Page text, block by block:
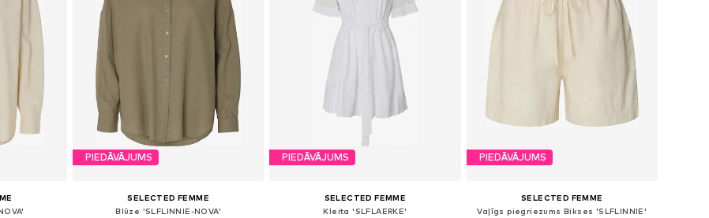
PIEDĀVĀJUMS
SELECTED FEMME
Blūze 'SLFLINNIE-NOVA'
PIEDĀVĀJUMS
SELECTED FEMME
Kleita 'SLFLAERKE'
PIEDĀVĀJUMS
SELECTED FEMME
Vaļīgs piegriezums Bikses 'SLFLINNIE'